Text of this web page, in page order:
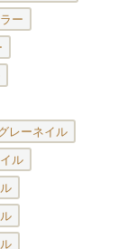
ー
レーネイル
ル